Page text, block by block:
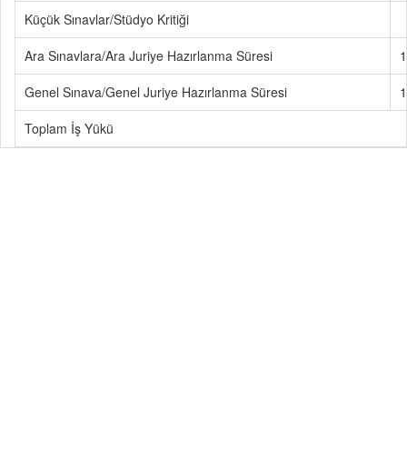
Küçük Sınavlar/Stüdyo Kritiği
Ara Sınavlara/Ara Juriye Hazırlanma Süresi
1
Genel Sınava/Genel Juriye Hazırlanma Süresi
1
Toplam İş Yükü